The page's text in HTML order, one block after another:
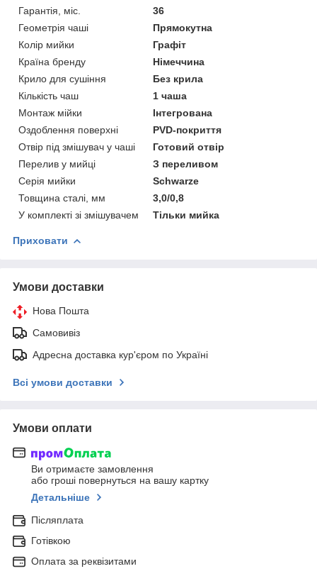
Гарантія, міс.
36
Геометрія чаші
Прямокутна
Колір мийки
Графіт
Країна бренду
Німеччина
Крило для сушіння
Без крила
Кількість чаш
1 чаша
Монтаж мійки
Інтегрована
Оздоблення поверхні
PVD-покриття
Отвір під змішувач у чаші
Готовий отвір
Перелив у мийці
З переливом
Серія мийки
Schwarze
Товщина сталі, мм
3,0/0,8
У комплекті зі змішувачем
Тільки мийка
Приховати
Умови доставки
Нова Пошта
Самовивіз
Адресна доставка кур'єром по Україні
Всі умови доставки
Умови оплати
Ви отримаєте замовлення
або гроші повернуться на вашу картку
Детальніше
Післяплата
Готівкою
Оплата за реквізитами